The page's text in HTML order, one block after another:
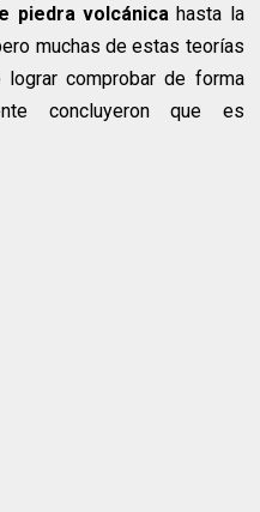
piedra volcánicahasta la
muchas de estas teorías
lograr comprobar de forma
concluyeron que es